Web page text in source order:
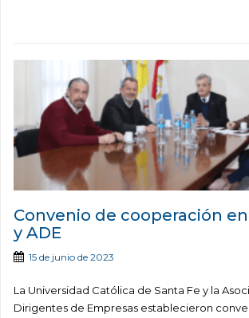
Convenio de cooperación
y ADE
15 de junio de 2023
La Universidad Católica de Santa Fe y la
Dirigentes de Empresas establecieron